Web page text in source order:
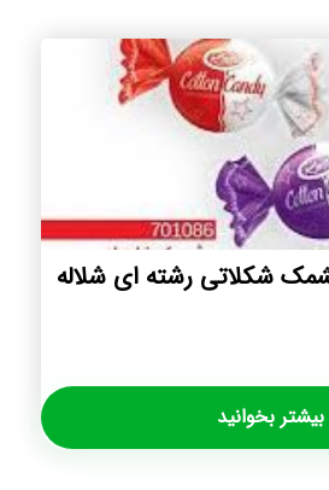
شکلاتی رشته ای شلاله
بیشتر بخوانید